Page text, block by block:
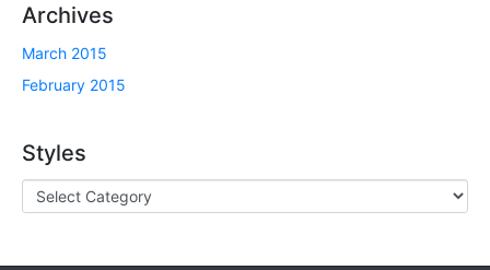
Archives
March 2015
February 2015
Styles